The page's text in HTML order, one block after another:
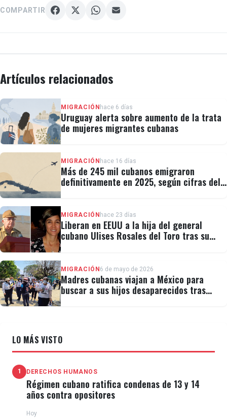
COMPARTIR
Artículos relacionados
MIGRACIÓN hace 6 días
Uruguay alerta sobre aumento de la trata
de mujeres migrantes cubanas
MIGRACIÓN hace 16 días
Más de 245 mil cubanos emigraron
definitivamente en 2025, según cifras del
MIGRACIÓN hace 23 días
Liberan en EEUU a la hija del general
cubano Ulises Rosales del Toro tras su
MIGRACIÓN6 de mayo de 2026
Madres cubanas viajan a México para
buscar a sus hijos desaparecidos tras
LO MÁS VISTO
1 DERECHOS HUMANOS
Régimen cubano ratifica condenas de 13 y 14
años contra opositores
Hoy